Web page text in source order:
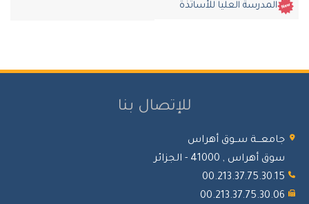
المدرسة العليا للأساتذة
للإتصال بنا
جامعـــة ســوق أهراس
سوق أهراس , 41000 - الجزائر
00.213.37.75.30.15
00.213.37.75.30.06